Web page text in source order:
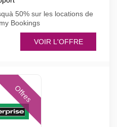
50% sur les locations de
Bookings
VOIR L'OFFRE
Offres